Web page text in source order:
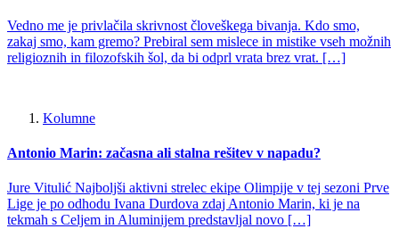
Vedno me je privlačila skrivnost človeškega bivanja. Kdo smo,
zakaj smo, kam gremo? Prebiral sem mislece in mistike vseh možnih
religioznih in filozofskih šol, da bi odprl vrata brez vrat. […]
Kolumne
Antonio Marin: začasna ali stalna rešitev v napadu?
Jure Vitulić Najboljši aktivni strelec ekipe Olimpije v tej sezoni Prve
Lige je po odhodu Ivana Durdova zdaj Antonio Marin, ki je na
tekmah s Celjem in Aluminijem predstavljal novo […]